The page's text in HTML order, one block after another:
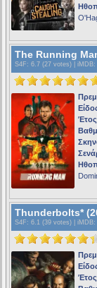
The Running
S4F : 6.7 (27 votes) | iMDB:
Thunderbolts*
S4F : 6.1 (39 votes) | iMDB: